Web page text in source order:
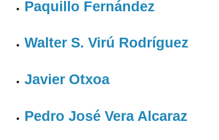
Paquillo Fernández
Walter S. Virú Rodríguez
Javier Otxoa
Pedro José Vera Alcaraz